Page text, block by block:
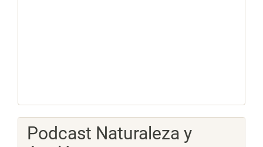
Podcast Naturaleza y